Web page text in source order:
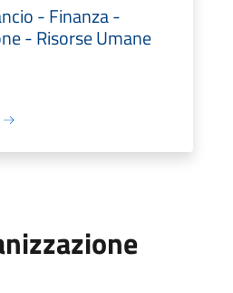
- Finanza -
- Risorse Umane